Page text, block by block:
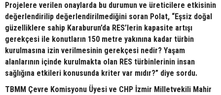
Projelere verilen onaylarda bu durumun ve üreticilere etkisinin
değerlendirilip değerlendirilmediğini soran Polat, “Eşsiz doğal
güzelliklere sahip Karaburun’da RES’lerin kapasite artışı
gerekçesi ile konutların 150 metre yakınına kadar türbin
kurulmasına izin verilmesinin gerekçesi nedir? Yaşam
alanlarının içinde kurulmakta olan RES türbinlerinin insan
sağlığına etkileri konusunda kriter var mıdır?” diye sordu.
TBMM Çevre Komisyonu Üyesi ve CHP İzmir Milletvekili Mahir